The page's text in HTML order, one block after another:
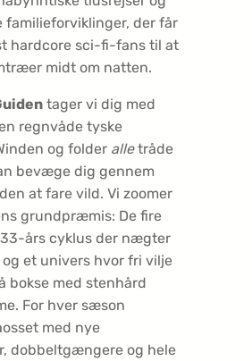
familie­forviklinger, der får
hardcore sci-fi-fans til at
midt om natten.
tager vi dig med
regnvåde tyske
og folder alletråde
bevæge dig gennem
at fare vild. Vi zoomer
grundpræmis: De fire
års cyklus der nægter
et univers hvor fri vilje
bokse med stenhård
For hver sæson
med nye
dobbeltgængere og hele